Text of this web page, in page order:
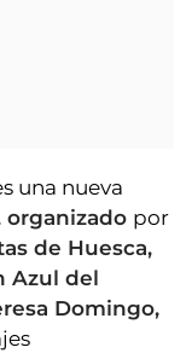
una nueva
organizado por
de Huesca,
Azul del
Domingo,